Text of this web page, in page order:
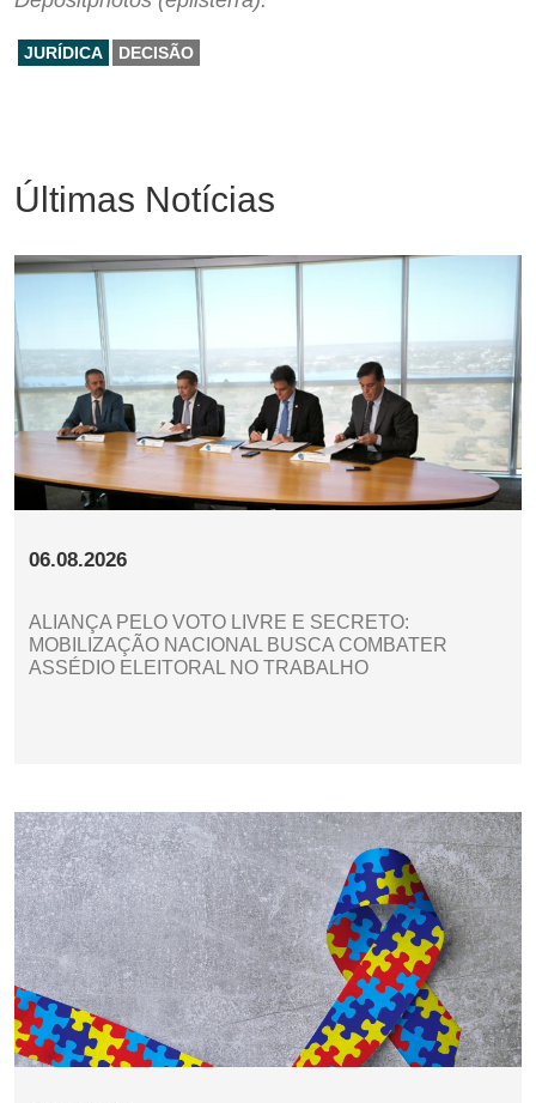
JURÍDICA DECISÃO
Últimas Notícias
06.08.2026
ALIANÇA PELO VOTO LIVRE E SECRETO:
MOBILIZAÇÃO NACIONAL BUSCA COMBATER
ASSÉDIO ELEITORAL NO TRABALHO